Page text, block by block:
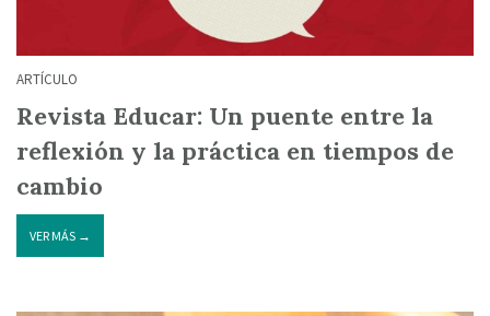
ARTÍCULO
Revista Educar: Un puente entre la
reflexión y la práctica en tiempos de
cambio
VER MÁS →